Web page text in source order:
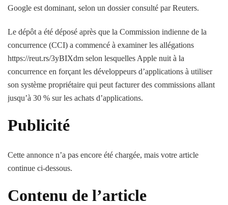
Google est dominant, selon un dossier consulté par Reuters.
Le dépôt a été déposé après que la Commission indienne de la
concurrence (CCI) a commencé à examiner les allégations
https://reut.rs/3yBIXdm selon lesquelles Apple nuit à la
concurrence en forçant les développeurs d’applications à utiliser
son système propriétaire qui peut facturer des commissions allant
jusqu’à 30 % sur les achats d’applications.
Publicité
Cette annonce n’a pas encore été chargée, mais votre article
continue ci-dessous.
Contenu de l’article